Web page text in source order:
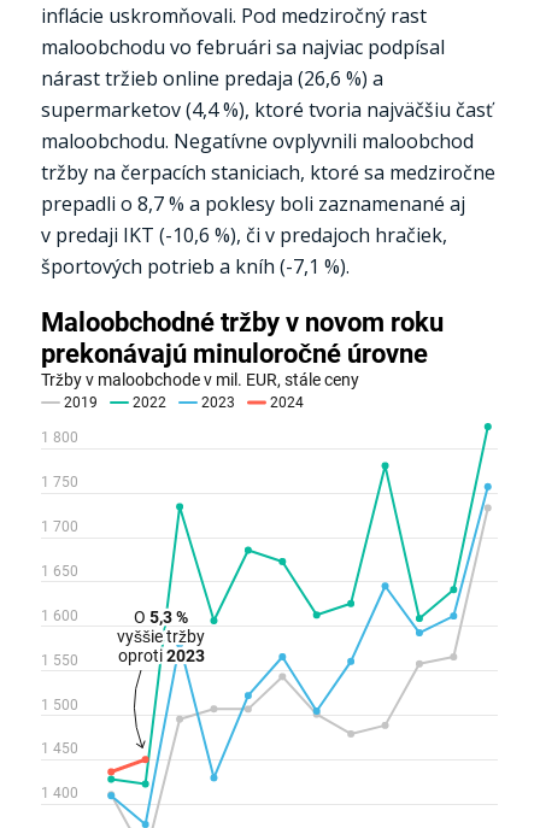
inflácie uskromňovali. Pod medziročný rast
maloobchodu vo februári sa najviac podpísal
nárast tržieb online predaja (26,6 %) a
supermarketov (4,4 %), ktoré tvoria najväčšiu časť
maloobchodu. Negatívne ovplyvnili maloobchod
tržby na čerpacích staniciach, ktoré sa medziročne
prepadli o 8,7 % a poklesy boli zaznamenané aj
v predaji IKT (-10,6 %), či v predajoch hračiek,
športových potrieb a kníh (-7,1 %).